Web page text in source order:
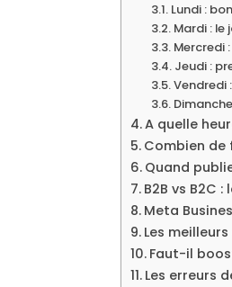
Lundi :
Mardi : le
Mercredi
Jeudi :
Vendredi
A quelle
Combien de
Quand
B2B vs B2C
Meta
Les
Faut-il
Les erreurs